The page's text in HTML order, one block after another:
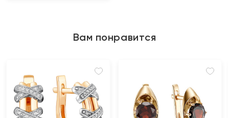
Вам понравится